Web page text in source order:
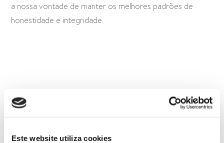
Este website utiliza cookies
a nossa vontade de manter os melhores padrões de
honestidade e integridade.
SERVIR BEM, A TEMPO, TUDO O QUE NOS FOI
PEDIDO